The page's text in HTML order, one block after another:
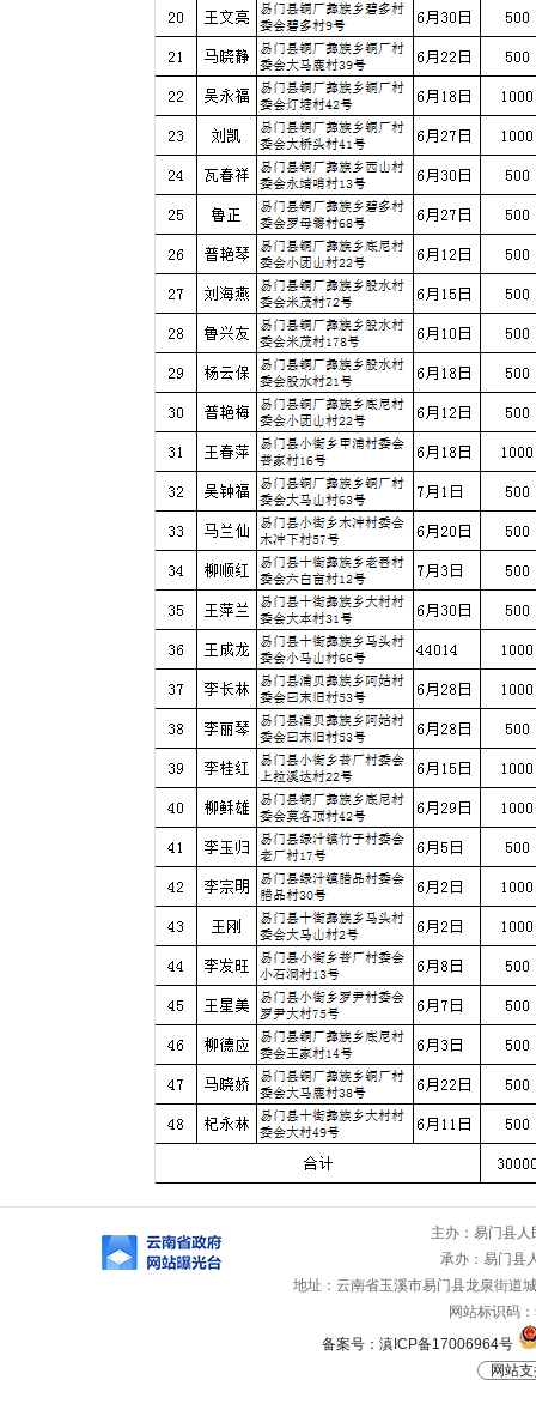
主办：易门县
承办：易门县
地址：云南省玉溪市易门县龙泉街
网站标识码
备案号：滇ICP备17006964号
网站